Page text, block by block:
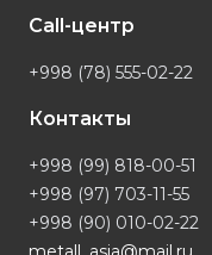
Call-центр
+998 (78) 555-02-22
Контакты
+998 (99) 818-00-51
+998 (97) 703-11-55
+998 (90) 010-02-22